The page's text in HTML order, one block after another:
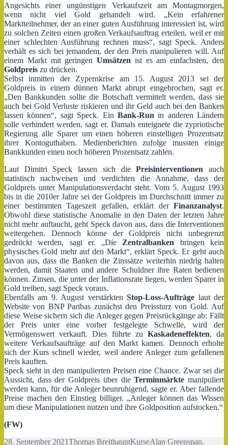
Angesichts einer ungünstigen Verkaufszeit am Montagmorgen,
wenn nicht viel Gold gehandelt wird. „Kein erfahrener
Marktteilnehmer, der an einer guten Ausführung interessiert ist, wird
zu solchen Zeiten einen großen Verkaufsauftrag erteilen, weil er mit
einer schlechten Ausführung rechnen muss“, sagt Speck. Anders
verhält es sich bei jemandem, der den Preis manipulieren will. Auf
einem Markt mit geringenUmsätzen ist es am einfachsten, den
Goldpreis zu drücken.
Selbst inmitten der Zypernkrise am 15. August 2013 sei der
Goldpreis in einem dünnen Markt abrupt eingebrochen, sagt er.
„Den Bankkunden sollte die Botschaft vermittelt werden, dass sie
auch bei Gold Verluste riskieren und ihr Geld auch bei den Banken
lassen können“, sagt Speck. Ein Bank-Run in anderen Ländern
solle verhindert werden, sagt er. Damals enteignete die zypriotische
Regierung alle Sparer um einen höheren einstelligen Prozentsatz
ihrer Kontoguthaben. Medienberichten zufolge mussten einige
Bankkunden einen noch höheren Prozentsatz zahlen.
Laut Dimitri Speck lassen sich diePreisinterventionen auch
statistisch nachweisen und verdichten die Annahme, dass der
Goldpreis unter Manipulationsverdacht steht. Vom 5. August 1993
bis in die 2010er Jahre sei der Goldpreis im Durchschnitt immer zu
einer bestimmten Tageszeit gefallen, erklärt der Finanzanalyst.
Obwohl diese statistische Anomalie in den Daten der letzten Jahre
nicht mehr auftaucht, geht Speck davon aus, dass die Interventionen
weitergehen. Dennoch könne der Goldpreis nicht unbegrenzt
gedrückt werden, sagt er. „Die Zentralbanken bringen kein
physisches Gold mehr auf den Markt“, erklärt Speck. Er geht auch
davon aus, dass die Banken die Zinssätze weiterhin niedrig halten
werden, damit Staaten und andere Schuldner ihre Raten bedienen
können. Zinsen, die unter der Inflationsrate liegen, werden Sparer in
Gold treiben, sagt Speck voraus.
Ebenfalls am 9. August verstärktenStop-Loss-Aufträge laut der
Website von BNP Paribas zunächst den Preissturz von Gold. Auf
diese Weise sichern sich die Anleger gegen Preisrückgänge ab: Fällt
der Preis unter eine vorher festgelegte Schwelle, wird der
Vermögenswert verkauft. Dies führte zu Kaskadeneffekten, da
weitere Verkaufsaufträge auf den Markt kamen. Dennoch erholte
sich der Kurs schnell wieder, weil andere Anleger zum gefallenen
Preis kauften.
Speck sieht in den manipulierten Preisen eine Chance. Zwar sei die
Aussicht, dass der Goldpreis über dieTerminmärkte manipuliert
werden kann, für die Anleger beunruhigend, sagte er. Aber fallende
Preise machen den Einstieg billiger. „Anleger können das Wissen
um diese Manipulationen nutzen und ihre Goldposition aufstocken.“
(FW)
Veröffentlicht
28. September 2021Autor
Thomas BreithauptKategorien
KurseSchlagwörter
Alan Greenspan,